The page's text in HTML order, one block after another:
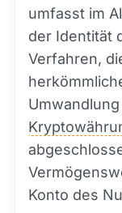
umfasst im
der Identität
Verfahren,
Konto des